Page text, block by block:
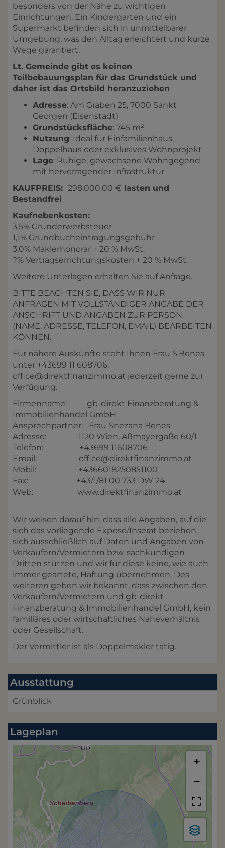
besonders von der Nähe zu wichtigen
Einrichtungen: Ein Kindergarten und ein
Supermarkt befinden sich in unmittelbarer
Umgebung, was den Alltag erleichtert und kurze
Wege garantiert.
Lt. Gemeinde gibt es keinen
Teilbebauungsplan für das Grundstück und
daher ist das Ortsbild heranzuziehen
Adresse: Am Graben 25, 7000 Sankt
Georgen (Eisenstadt)
Grundstücksfläche: 745 m²
Nutzung: Ideal für Einfamilienhaus,
Doppelhaus oder exklusives Wohnprojekt
Lage: Ruhige, gewachsene Wohngegend
mit hervorragender Infrastruktur
KAUFPREIS: 298.000,00 € lasten und
Bestandfrei
Kaufnebenkosten:
3,5% Grunderwerbsteuer
1,1% Grundbucheintragungsgebühr
3,0% Maklerhonorar + 20 % MwSt.
?% Vertragserrichtungskosten + 20 % MwSt.
Weitere Unterlagen erhalten Sie auf Anfrage.
BITTE BEACHTEN SIE, DASS WIR NUR
ANFRAGEN MIT VOLLSTÄNDIGER ANGABE DER
ANSCHRIFT UND ANGABEN ZUR PERSON
(NAME, ADRESSE, TELEFON, EMAIL) BEARBEITEN
KÖNNEN.
Für nähere Auskünfte steht Ihnen Frau S.Benes
unter +43699 11 608706,
office@direktfinanzimmo.at jederzeit gerne zur
Verfügung.
Firmenname: gb-direkt Finanzberatung &
Immobilienhandel GmbH
Ansprechpartner: Frau Snezana Benes
Adresse: 1120 Wien, Aßmayergaße 60/1
Telefon: +43699 11608706
Email: office@direktfinanzimmo.at
Mobil: +4366018250851100
Fax: +43/1/81 00 733 DW 24
Web: www.direktfinanzimmo.at
Wir weisen darauf hin, dass alle Angaben, auf die
sich das vorliegende Exposé/Inserat beziehen,
sich ausschließlich auf Daten und Angaben von
Verkäufern/Vermietern bzw. sachkundigen
Dritten stützen und wir für diese keine, wie auch
immer geartete, Haftung übernehmen. Des
weiteren geben wir bekannt, dass zwischen den
Verkäufern/Vermietern und gb-direkt
Finanzberatung & Immobilienhandel GmbH, kein
familiäres oder wirtschaftliches Naheverhältnis
oder Gesellschaft.
Der Vermittler ist als Doppelmakler tätig.
Ausstattung
Grünblick
Lageplan
+
−